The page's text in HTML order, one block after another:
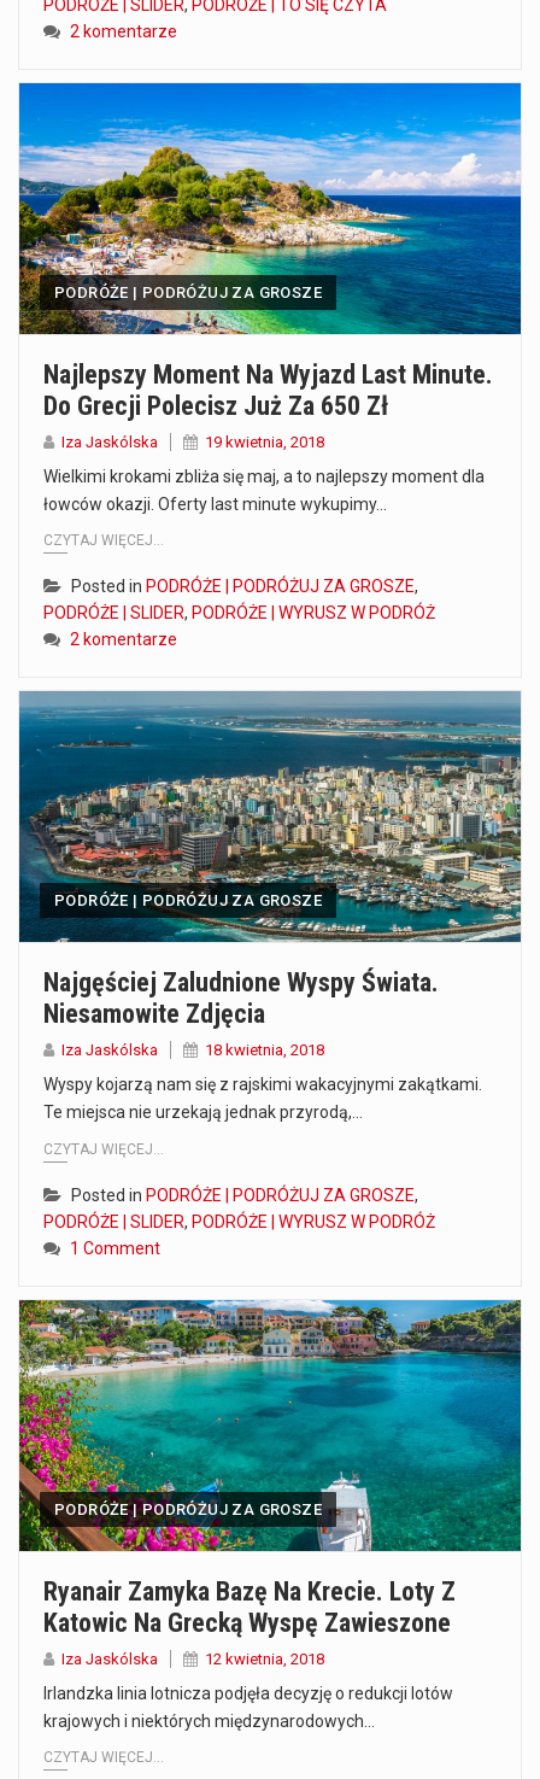
PODRÓŻE | SLIDER, PODRÓŻE | TO SIĘ CZYTA
2 komentarze
PODRÓŻE | PODRÓŻUJ ZA GROSZE
Najlepszy Moment Na Wyjazd Last Minute.
Do Grecji Polecisz Już Za 650 Zł
Iza Jaskólska 19 kwietnia, 2018
Wielkimi krokami zbliża się maj, a to najlepszy moment dla
łowców okazji. Oferty last minute wykupimy…
CZYTAJ WIĘCEJ...
Posted in PODRÓŻE | PODRÓŻUJ ZA GROSZE,
PODRÓŻE | SLIDER, PODRÓŻE | WYRUSZ W PODRÓŻ
2 komentarze
PODRÓŻE | PODRÓŻUJ ZA GROSZE
Najgęściej Zaludnione Wyspy Świata.
Niesamowite Zdjęcia
Iza Jaskólska 18 kwietnia, 2018
Wyspy kojarzą nam się z rajskimi wakacyjnymi zakątkami.
Te miejsca nie urzekają jednak przyrodą,…
CZYTAJ WIĘCEJ...
Posted in PODRÓŻE | PODRÓŻUJ ZA GROSZE,
PODRÓŻE | SLIDER, PODRÓŻE | WYRUSZ W PODRÓŻ
1 Comment
PODRÓŻE | PODRÓŻUJ ZA GROSZE
Ryanair Zamyka Bazę Na Krecie. Loty Z
Katowic Na Grecką Wyspę Zawieszone
Iza Jaskólska 12 kwietnia, 2018
Irlandzka linia lotnicza podjęła decyzję o redukcji lotów
krajowych i niektórych międzynarodowych…
CZYTAJ WIĘCEJ...